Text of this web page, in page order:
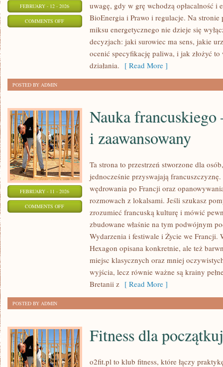
FEBRUARY - 12 - 2026
COMMENTS OFFON
SŁONECZNA
uwagę, gdy w grę wchodzą opłacalność i
BioEnergia i Prawo i regulacje. Na stronie
miksu energetycznego nie dzieje się
decyzjach: jaki surowiec ma sens, jakie
ocenić specyfikację paliwa, i jak złożyć
działania. [ Read More ]
POSTED BY ADMIN
FEBRUARY - 11 - 2026
COMMENTS OFFON
Nauka
i zaawansowany
Ta strona to przestrzeń stworzone dla
jednocześnie przyswajają
wędrowania po Francji oraz
rozmowach z lokalsami. Jeśli szukasz
zrozumieć francuską kulturę i mówić
zbudowane właśnie na tym podwójnym
Wydarzenia i festiwale i Życie we Francji.
Hexagon opisana konkretnie, ale też
miejsc klasycznych oraz mniej
wyjścia, lecz równie ważne są krainy
Bretanii z [ Read More ]
POSTED BY ADMIN
Fitness dla
o2fit.pl to klub fitness, które łączy